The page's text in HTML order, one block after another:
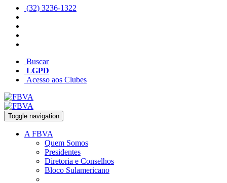
(32) 3236-1322
Buscar
LGPD
Acesso aos Clubes
Toggle navigation
A FBVA
Quem Somos
Presidentes
Diretoria e Conselhos
Bloco Sulamericano